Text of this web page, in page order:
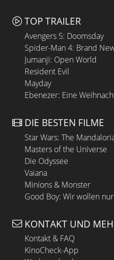
TOP TRAILER
Avengers 5: Doomsday
Spider-Man 4: Brand
Jumanji: Open World
Resident Evil
Mayday
Ebenezer: Eine
DIE BESTEN FILME
Star Wars: The
Masters of the Universe
Die Odyssee
Vaiana
Minions & Monster
Good Boy: Wir wollen
KONTAKT UND
Kontakt & FAQ
KinoCheck-App